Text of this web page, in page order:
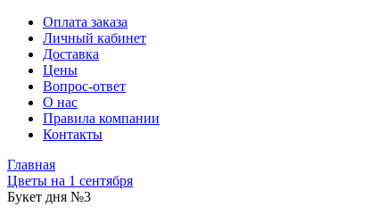
Оплата заказа
Личный кабинет
Доставка
Цены
Вопрос-ответ
О нас
Правила компании
Контакты
Главная
Цветы на 1 сентября
Букет дня №3